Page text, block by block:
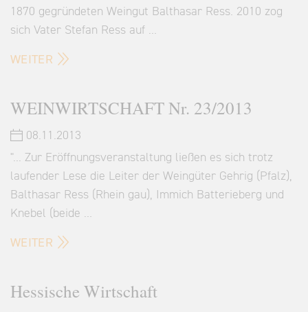
1870 gegründeten Weingut Balthasar Ress. 2010 zog
sich Vater Stefan Ress auf …
WEITER
WEINWIRTSCHAFT Nr. 23/2013
08.11.2013
"... Zur Eröffnungsveranstaltung ließen es sich trotz
laufender Lese die Leiter der Weingüter Gehrig (Pfalz),
Balthasar Ress (Rhein gau), Immich Batterieberg und
Knebel (beide …
WEITER
Hessische Wirtschaft